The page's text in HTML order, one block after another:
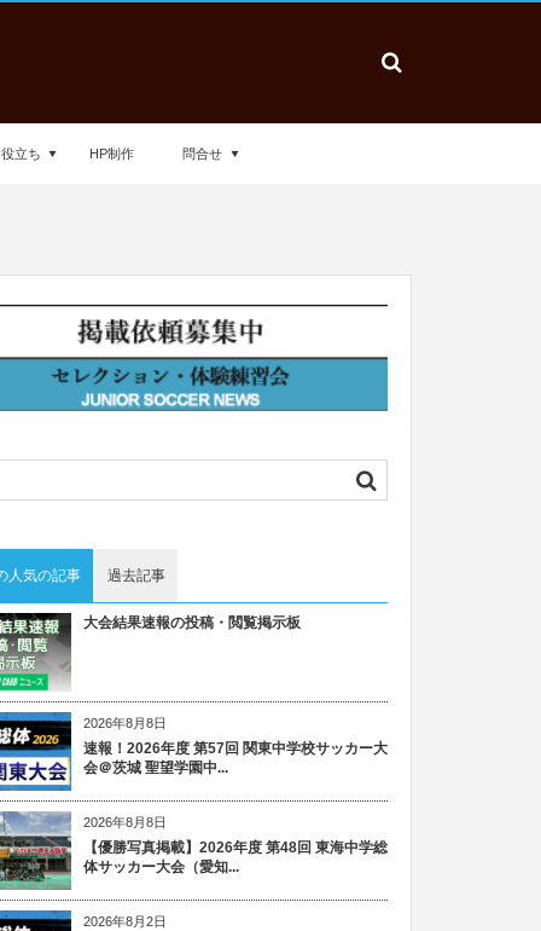
立ち HP制作 問合せ
人気の記事 過去記事
大会結果速報の投稿・閲覧掲示板
2026年8月8日
速報！2026年度 第57回 関東中学校サッカー大
会＠茨城 聖望学園中...
2026年8月8日
【優勝写真掲載】2026年度 第48回 東海中学総
体サッカー大会（愛知...
2026年8月2日